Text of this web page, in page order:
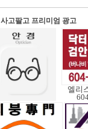
사고팔고 프리미엄 광고
엘리